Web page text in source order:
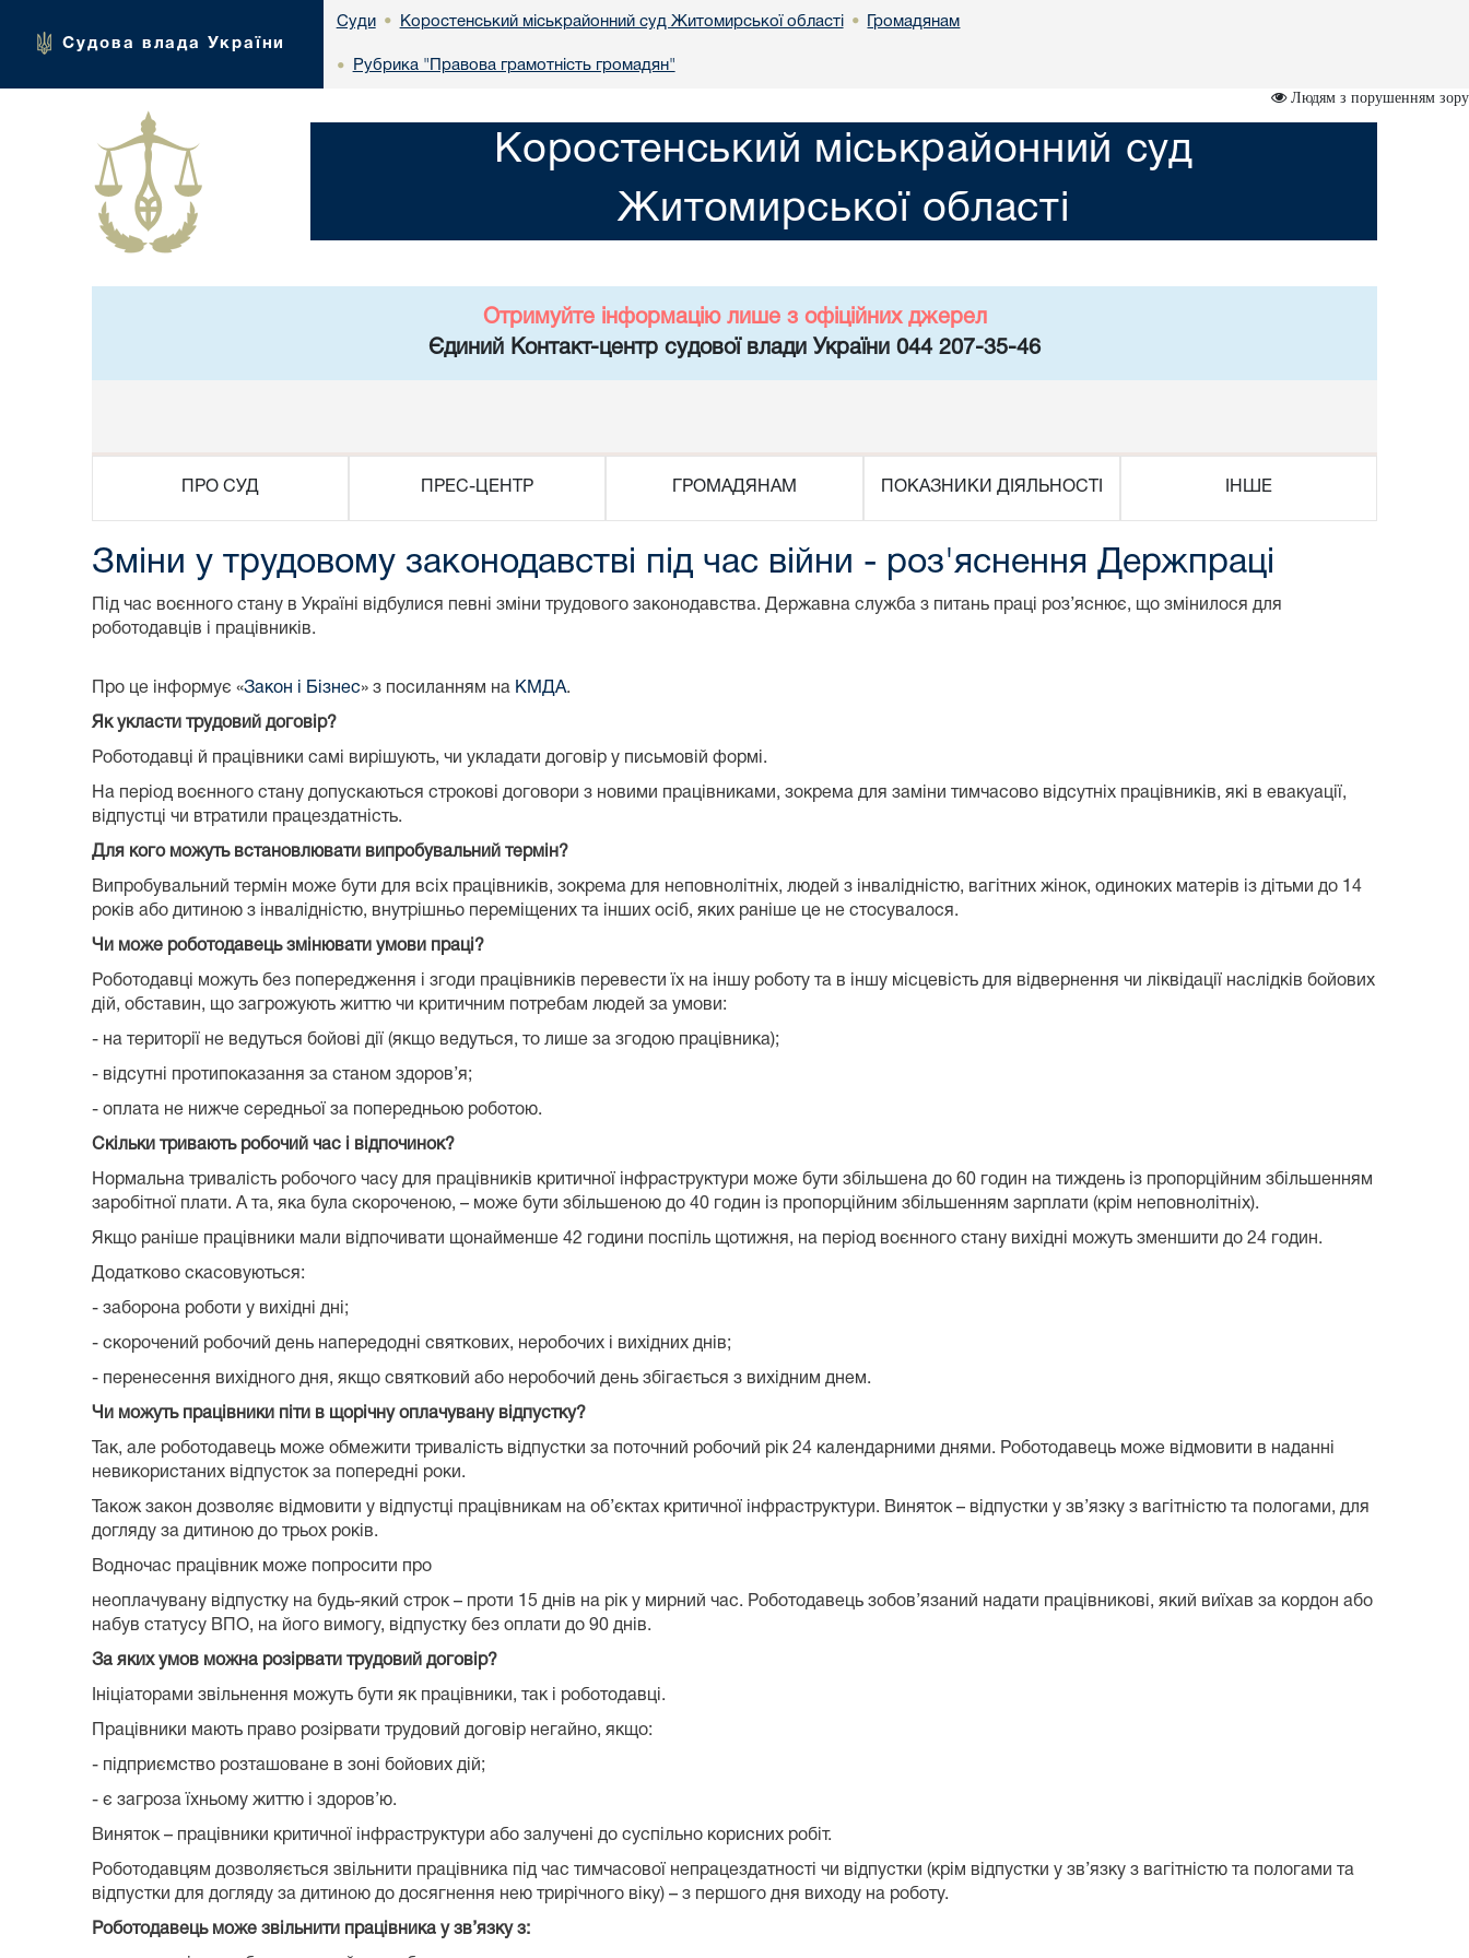
Судова влада України
Суди • Коростенський міськрайонний суд Житомирської області • Громадянам
• Рубрика "Правова грамотність громадян"
Людям з порушенням зору
Коростенський міськрайонний суд
Житомирської області
Отримуйте інформацію лише з офіційних джерел
Єдиний Контакт-центр судової влади України 044 207-35-46
ПРО СУД ПРЕС-ЦЕНТР ГРОМАДЯНАМ ПОКАЗНИКИ ДІЯЛЬНОСТІ ІНШЕ
Зміни у трудовому законодавстві під час війни - роз'яснення Держпраці
Під час воєнного стану в Україні відбулися певні зміни трудового законодавства. Державна служба з питань праці роз’яснює, що змінилося для
роботодавців і працівників.
Про це інформує «Закон і Бізнес» з посиланням на КМДА.
Як укласти трудовий договір?
Роботодавці й працівники самі вирішують, чи укладати договір у письмовій формі.
На період воєнного стану допускаються строкові договори з новими працівниками, зокрема для заміни тимчасово відсутніх працівників, які в евакуації,
відпустці чи втратили працездатність.
Для кого можуть встановлювати випробувальний термін?
Випробувальний термін може бути для всіх працівників, зокрема для неповнолітніх, людей з інвалідністю, вагітних жінок, одиноких матерів із дітьми до 14
років або дитиною з інвалідністю, внутрішньо переміщених та інших осіб, яких раніше це не стосувалося.
Чи може роботодавець змінювати умови праці?
Роботодавці можуть без попередження і згоди працівників перевести їх на іншу роботу та в іншу місцевість для відвернення чи ліквідації наслідків бойових
дій, обставин, що загрожують життю чи критичним потребам людей за умови:
- на території не ведуться бойові дії (якщо ведуться, то лише за згодою працівника);
- відсутні протипоказання за станом здоров’я;
- оплата не нижче середньої за попередньою роботою.
Скільки тривають робочий час і відпочинок?
Нормальна тривалість робочого часу для працівників критичної інфраструктури може бути збільшена до 60 годин на тиждень із пропорційним збільшенням
заробітної плати. А та, яка була скороченою, – може бути збільшеною до 40 годин із пропорційним збільшенням зарплати (крім неповнолітніх).
Якщо раніше працівники мали відпочивати щонайменше 42 години поспіль щотижня, на період воєнного стану вихідні можуть зменшити до 24 годин.
Додатково скасовуються:
- заборона роботи у вихідні дні;
- скорочений робочий день напередодні святкових, неробочих і вихідних днів;
- перенесення вихідного дня, якщо святковий або неробочий день збігається з вихідним днем.
Чи можуть працівники піти в щорічну оплачувану відпустку?
Так, але роботодавець може обмежити тривалість відпустки за поточний робочий рік 24 календарними днями. Роботодавець може відмовити в наданні
невикористаних відпусток за попередні роки.
Також закон дозволяє відмовити у відпустці працівникам на об’єктах критичної інфраструктури. Виняток – відпустки у зв’язку з вагітністю та пологами, для
догляду за дитиною до трьох років.
Водночас працівник може попросити про
неоплачувану відпустку на будь-який строк – проти 15 днів на рік у мирний час. Роботодавець зобов’язаний надати працівникові, який виїхав за кордон або
набув статусу ВПО, на його вимогу, відпустку без оплати до 90 днів.
За яких умов можна розірвати трудовий договір?
Ініціаторами звільнення можуть бути як працівники, так і роботодавці.
Працівники мають право розірвати трудовий договір негайно, якщо:
- підприємство розташоване в зоні бойових дій;
- є загроза їхньому життю і здоров’ю.
Виняток – працівники критичної інфраструктури або залучені до суспільно корисних робіт.
Роботодавцям дозволяється звільнити працівника під час тимчасової непрацездатності чи відпустки (крім відпустки у зв’язку з вагітністю та пологами та
відпустки для догляду за дитиною до досягнення нею трирічного віку) – з першого дня виходу на роботу.
Роботодавець може звільнити працівника у зв’язку з: